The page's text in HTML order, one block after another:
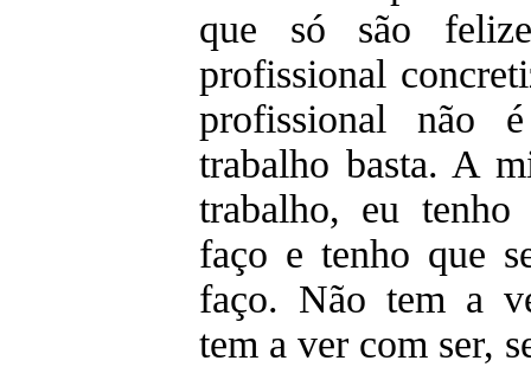
que só são
profissional
profissional não
trabalho basta. A
trabalho, eu
faço e tenho que
faço. Não tem a
tem a ver com ser,